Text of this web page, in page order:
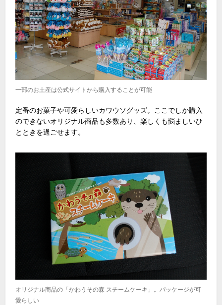
一部のお土産は公式サイトから購入することが可能
定番のお菓子や可愛らしいカワウソグッズ。ここでしか購入
のできないオリジナル商品も多数あり、楽しくも悩ましいひ
とときを過ごせます。
オリジナル商品の「かわうその森 スチームケーキ」。パッケージが可
愛らしい